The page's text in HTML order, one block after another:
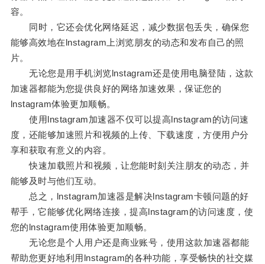
容。
同时，它还会优化网络延迟，减少数据包丢失，确保您
能够高效地在lnstagram上浏览朋友的动态和发布自己的照
片。
无论您是用手机浏览lnstagram还是使用电脑登陆，这款
加速器都能为您提供良好的网络加速效果，保证您的
lnstagram体验更加顺畅。
使用lnstagram加速器不仅可以提高lnstagram的访问速
度，还能够加速照片和视频的上传、下载速度，方便用户分
享和获取有意义的内容。
快速加载照片和视频，让您能时刻关注朋友的动态，并
能够及时与他们互动。
总之，lnstagram加速器是解决lnstagram卡顿问题的好
帮手，它能够优化网络连接，提高lnstagram的访问速度，使
您的lnstagram使用体验更加顺畅。
无论您是个人用户还是商业账号，使用这款加速器都能
帮助您更好地利用lnstagram的各种功能，享受畅快的社交媒